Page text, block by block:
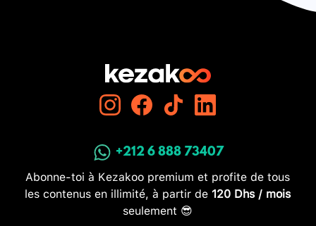
+212 6 888 73407
Abonne-toi à Kezakoo premium et profite de tous
les contenus en illimité, à partir de 120 Dhs / mois
seulement 😎